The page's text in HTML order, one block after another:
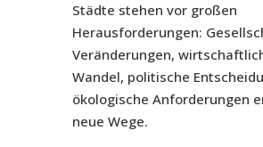
Städte stehen vor großen
Herausforderungen:
Veränderungen,
Wandel, politische
ökologische Anforderungen
neue Wege.